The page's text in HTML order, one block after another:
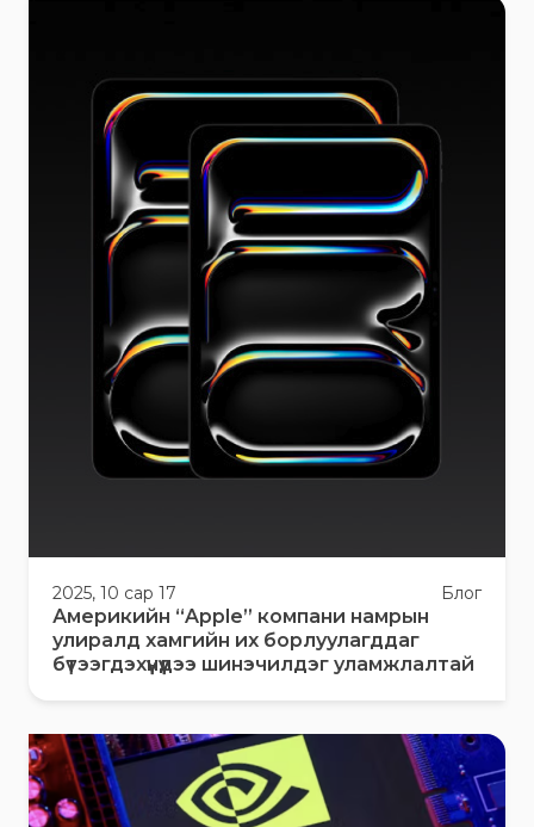
2025, 10 сар 17 Блог
Америкийн “Apple” компани намрын
улиралд хамгийн их борлуулагддаг
бүтээгдэхүүнүүдээ шинэчилдэг уламжлалтай